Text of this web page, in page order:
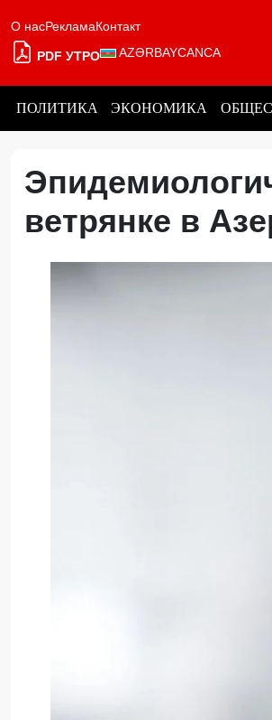
О насРекламаКонтакт
PDF УТРО AZƏRBAYCANCA
ПОЛИТИКА ЭКОНОМИКА
ветрянке в